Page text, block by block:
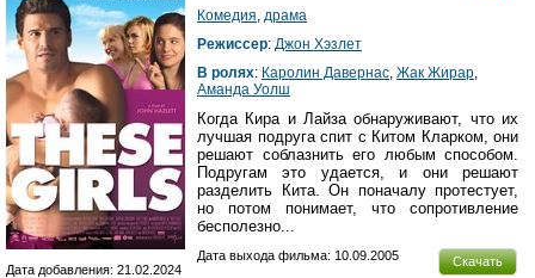
Комедия, драма
Режиссер: Джон Хэзлет
В ролях: Каролин Давернас, Жак Жирар,
Аманда Уолш
Когда Кира и Лайза обнаруживают, что их
лучшая подруга спит с Китом Кларком, они
решают соблазнить его любым способом.
Подругам это удается, и они решают
разделить Кита. Он поначалу протестует,
но потом понимает, что сопротивление
бесполезно...
Скачать
Дата выхода фильма: 10.09.2005
Дата добавления: 21.02.2024